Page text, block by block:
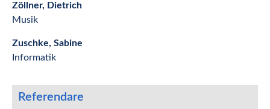
Zöllner, Dietrich
Musik
Zuschke, Sabine
Informatik
Referendare